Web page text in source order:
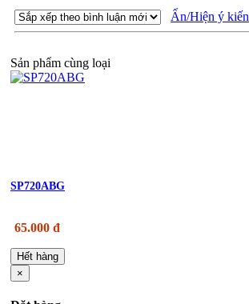
Ẩn/Hiện ý kiến
Sản phẩm cùng loại
SP720ABG
65.000 đ
Hết hàng
×